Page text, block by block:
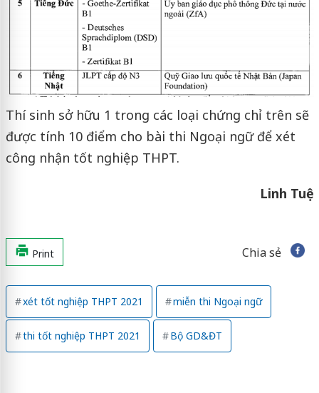
Thí sinh sở hữu 1 trong các loại chứng chỉ trên sẽ
được tính 10 điểm cho bài thi Ngoại ngữ để xét
công nhận tốt nghiệp THPT.
Linh Tuệ
Print Chia sẻ
xét tốt nghiệp THPT 2021 miễn thi Ngoại ngữ
thi tốt nghiệp THPT 2021 Bộ GD&ĐT